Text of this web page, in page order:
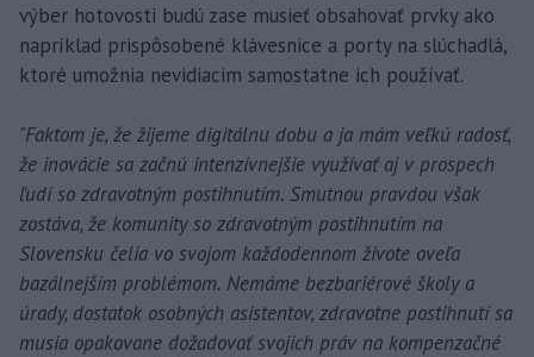
výber hotovosti budú zase musieť obsahovať prvky ako
napríklad prispôsobené klávesnice a porty na slúchadlá,
ktoré umožnia nevidiacim samostatne ich používať.
"Faktom je, že žijeme digitálnu dobu a ja mám veľkú radosť,
že inovácie sa začnú intenzívnejšie využívať aj v prospech
ľudí so zdravotným postihnutím. Smutnou pravdou však
zostáva, že komunity so zdravotným postihnutím na
Slovensku čelia vo svojom každodennom živote oveľa
bazálnejším problémom. Nemáme bezbariérové školy a
úrady, dostatok osobných asistentov, zdravotne postihnutí sa
musia opakovane dožadovať svojich práv na kompenzačné